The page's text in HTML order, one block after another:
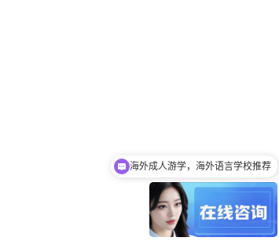
海外成人游学，海外语言学校推荐